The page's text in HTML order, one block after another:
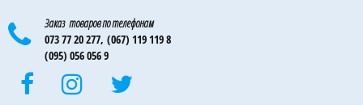
Заказ товаров по телефонам
073 77 20 277, (067) 119 119 8
(095) 056 056 9